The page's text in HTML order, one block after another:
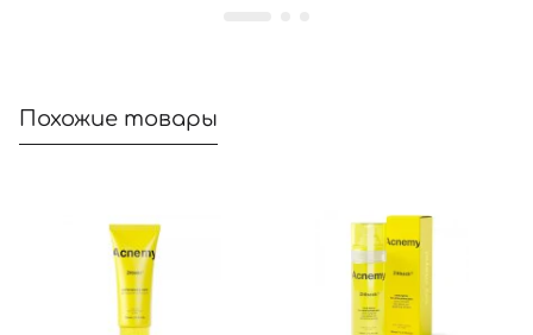
Похожие товары